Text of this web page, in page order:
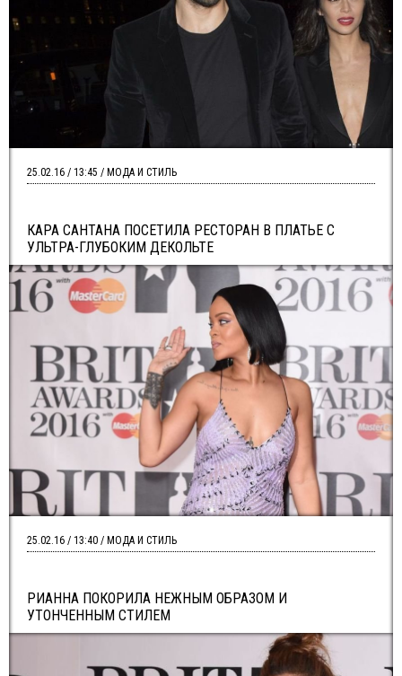
КАРА САНТАНА ПОСЕТИЛА РЕСТОРАН В ПЛАТЬЕ С
УЛЬТРА-ГЛУБОКИМ ДЕКОЛЬТЕ
25.02.16 / 13:45 / МОДА И СТИЛЬ
РИАННА ПОКОРИЛА НЕЖНЫМ ОБРАЗОМ И
УТОНЧЕННЫМ СТИЛЕМ
25.02.16 / 13:40 / МОДА И СТИЛЬ